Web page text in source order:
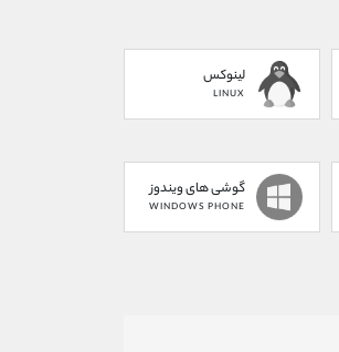
لینوکس
LINUX
گوشی های ویندوز
WINDOWS PHONE